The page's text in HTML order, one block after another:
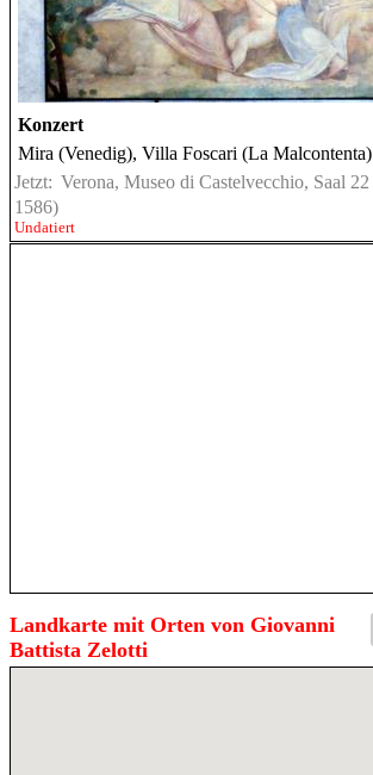
Konzert
Mira (Venedig), Villa Foscari (La Malcontenta)
Jetzt: Verona, Museo di Castelvecchio, Saal 22
1586)
Undatiert
Landkarte mit Orten von Giovanni
Battista Zelotti